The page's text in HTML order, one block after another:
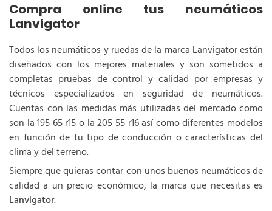
Compra online tus neumáticos
Lanvigator
Todos los neumáticos y ruedas de la marca Lanvigator están
diseñados con los mejores materiales y son sometidos a
completas pruebas de control y calidad por empresas y
técnicos especializados en seguridad de neumáticos.
Cuentas con las medidas más utilizadas del mercado como
son la 195 65 r15 o la 205 55 r16 así como diferentes modelos
en función de tu tipo de conducción o características del
clima y del terreno.
Siempre que quieras contar con unos buenos neumáticos de
calidad a un precio económico, la marca que necesitas es
Lanvigator.